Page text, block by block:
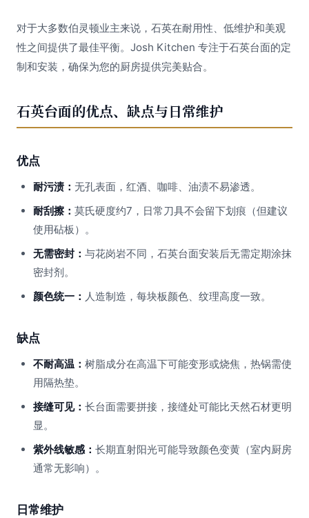
对于大多数伯灵顿业主来说，石英在耐用性、低维护和美观
性之间提供了最佳平衡。Josh Kitchen 专注于石英台面的定
制和安装，确保为您的厨房提供完美贴合。
石英台面的优点、缺点与日常维护
优点
耐污渍： 无孔表面，红酒、咖啡、油渍不易渗透。
耐刮擦： 莫氏硬度约7，日常刀具不会留下划痕（但建议
使用砧板）。
无需密封： 与花岗岩不同，石英台面安装后无需定期涂抹
密封剂。
颜色统一： 人造制造，每块板颜色、纹理高度一致。
缺点
不耐高温： 树脂成分在高温下可能变形或烧焦，热锅需使
用隔热垫。
接缝可见： 长台面需要拼接，接缝处可能比天然石材更明
显。
紫外线敏感： 长期直射阳光可能导致颜色变黄（室内厨房
通常无影响）。
日常维护